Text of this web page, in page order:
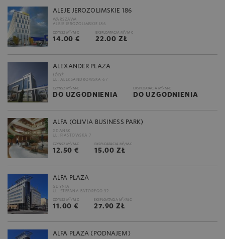
ALEJE JEROZOLIMSKIE 186
WARSZAWA
ALEJE JEROZOLIMSKIE 186
CZYNSZ M2 /M-C
14.00 €
EKSPLOATACJA M2 /M-C
22.00 ZŁ
ALEXANDER PLAZA
ŁÓDŹ
UL. ALEKSANDROWSKA 67
CZYNSZ M2 /M-C
DO UZGODNIENIA
EKSPLOATACJA M2 /M-C
DO UZGODNIENIA
ALFA (OLIVIA BUSINESS PARK)
GDAŃSK
UL. PIASTOWSKA 7
CZYNSZ M2 /M-C
12.50 €
EKSPLOATACJA M2 /M-C
15.00 ZŁ
ALFA PLAZA
GDYNIA
UL. STEFANA BATOREGO 32
CZYNSZ M2 /M-C
11.00 €
EKSPLOATACJA M2 /M-C
27.90 ZŁ
ALFA PLAZA (PODNAJEM)